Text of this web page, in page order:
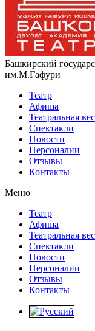
Башкирский
им.М.Гафури
Театр
Афиша
Театральная
Спектакли
Новости
Персоналии
Отзывы
Контакты
Меню
Театр
Афиша
Театральная
Спектакли
Новости
Персоналии
Отзывы
Контакты